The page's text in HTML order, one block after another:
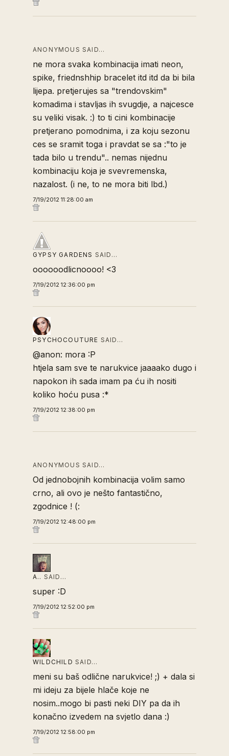
ANONYMOUS SAID…
ne mora svaka kombinacija imati neon,
spike, friednshhip bracelet itd itd da bi bila
lijepa. pretjerujes sa "trendovskim"
komadima i stavljas ih svugdje, a najcesce
su veliki visak. :) to ti cini kombinacije
pretjerano pomodnima, i za koju sezonu
ces se sramit toga i pravdat se sa :"to je
tada bilo u trendu".. nemas nijednu
kombinaciju koja je svevremenska,
nazalost. (i ne, to ne mora biti lbd.)
7/19/2012 11:28:00 am
GYPSY GARDENS SAID…
oooooodlicnoooo! <3
7/19/2012 12:36:00 pm
PSYCHOCOUTURE SAID…
@anon: mora :P
htjela sam sve te narukvice jaaaako dugo i
napokon ih sada imam pa ću ih nositi
koliko hoću pusa :*
7/19/2012 12:38:00 pm
ANONYMOUS SAID…
Od jednobojnih kombinacija volim samo
crno, ali ovo je nešto fantastično,
zgodnice ! (:
7/19/2012 12:48:00 pm
A.. SAID…
super :D
7/19/2012 12:52:00 pm
WILDCHILD SAID…
meni su baš odlične narukvice! ;) + dala si
mi ideju za bijele hlače koje ne
nosim..mogo bi pasti neki DIY pa da ih
konačno izvedem na svjetlo dana :)
7/19/2012 12:58:00 pm